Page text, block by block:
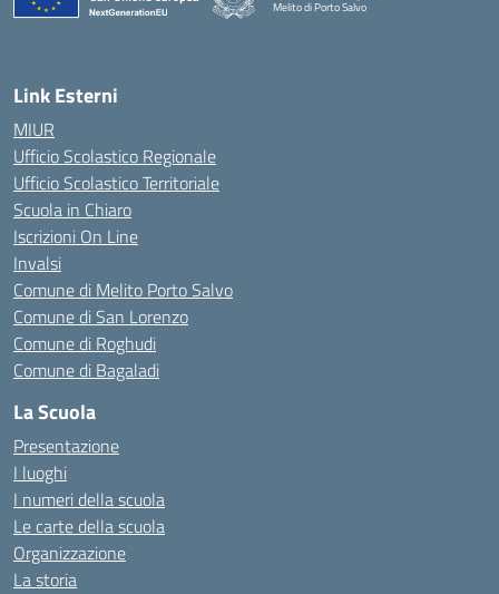
Melito di Porto Salvo
Link Esterni
MIUR
Ufficio Scolastico Regionale
Ufficio Scolastico Territoriale
Scuola in Chiaro
Iscrizioni On Line
Invalsi
Comune di Melito Porto Salvo
Comune di San Lorenzo
Comune di Roghudi
Comune di Bagaladi
La Scuola
Presentazione
I luoghi
I numeri della scuola
Le carte della scuola
Organizzazione
La storia